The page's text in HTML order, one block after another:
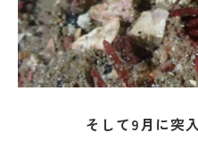
そして9月に突